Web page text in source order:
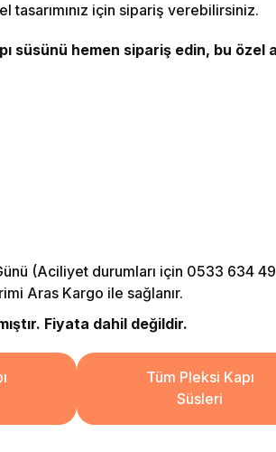
için sipariş verebilirsiniz.
süsünü hemen sipariş edin, bu özel
(Aciliyet durumları için 0533 634
Aras Kargo ile sağlanır.
Fiyata dahil değildir.
Tüm Pleksi Kapı
Süsleri